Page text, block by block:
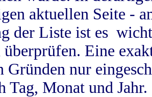
aktuellen Seite -
der Liste ist es
Eine
Gründen nur
Tag, Monat und Jahr.